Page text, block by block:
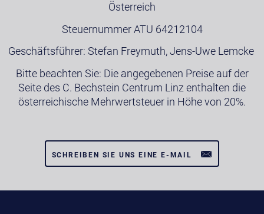
Österreich
Steuernummer ATU 64212104
Geschäftsführer: Stefan Freymuth, Jens-Uwe Lemcke
Bitte beachten Sie: Die angegebenen Preise auf der
Seite des C. Bechstein Centrum Linz enthalten die
österreichische Mehrwertsteuer in Höhe von 20%.
SCHREIBEN SIE UNS EINE E-MAIL